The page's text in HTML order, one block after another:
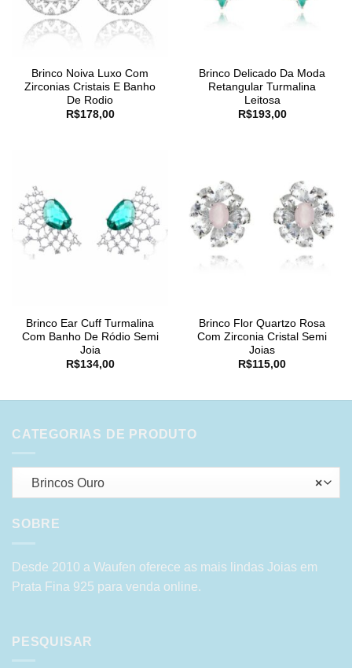
Brinco Noiva Luxo Com
Zirconias Cristais E Banho
De Rodio
R$178,00
Brinco Delicado Da Moda
Retangular Turmalina
Leitosa
R$193,00
Brinco Ear Cuff Turmalina
Com Banho De Ródio Semi
Joia
R$134,00
Brinco Flor Quartzo Rosa
Com Zirconia Cristal Semi
Joias
R$115,00
CATEGORIAS DE PRODUTO
×
Brincos Ouro
SOBRE
Desde 2010 a Waufen oferece as mais lindas Joias em
Prata Fina 925 para venda online.
PESQUISAR